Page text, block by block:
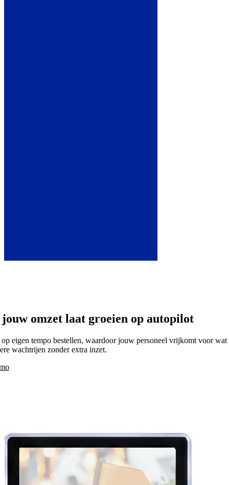
omzet laat groeien op autopilot
eigen tempo bestellen, waardoor jouw personeel vrijkomt voor
wachtrijen zonder extra inzet.